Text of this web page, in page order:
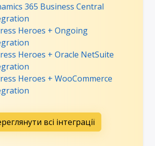
365 Business Central
Heroes + Ongoing
Heroes + Oracle NetSuite
Heroes + WooCommerce
всі інтеграції